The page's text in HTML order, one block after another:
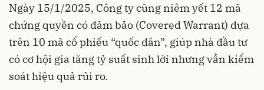
Ngày 15/1/2025, Công ty cũng niêm yết 12 mã
chứng quyền có đảm bảo (Covered Warrant) dựa
trên 10 mã cổ phiếu “quốc dân”, giúp nhà đầu tư
có cơ hội gia tăng tỷ suất sinh lời nhưng vẫn kiểm
soát hiệu quả rủi ro.